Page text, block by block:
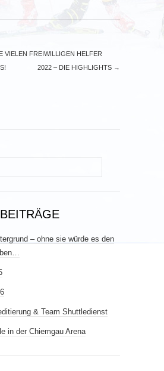
VIELEN FREIWILLIGEN HELFER
2022 – DIE HIGHLIGHTS →
– ohne sie würde es den
& Team Shuttledienst
in der Chiemgau Arena